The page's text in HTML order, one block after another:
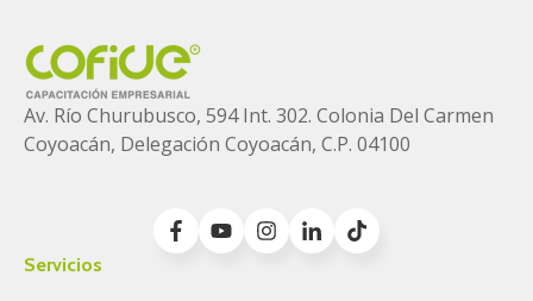
Av. Río Churubusco, 594 Int. 302. Colonia Del Carmen
Coyoacán, Delegación Coyoacán, C.P. 04100
Servicios